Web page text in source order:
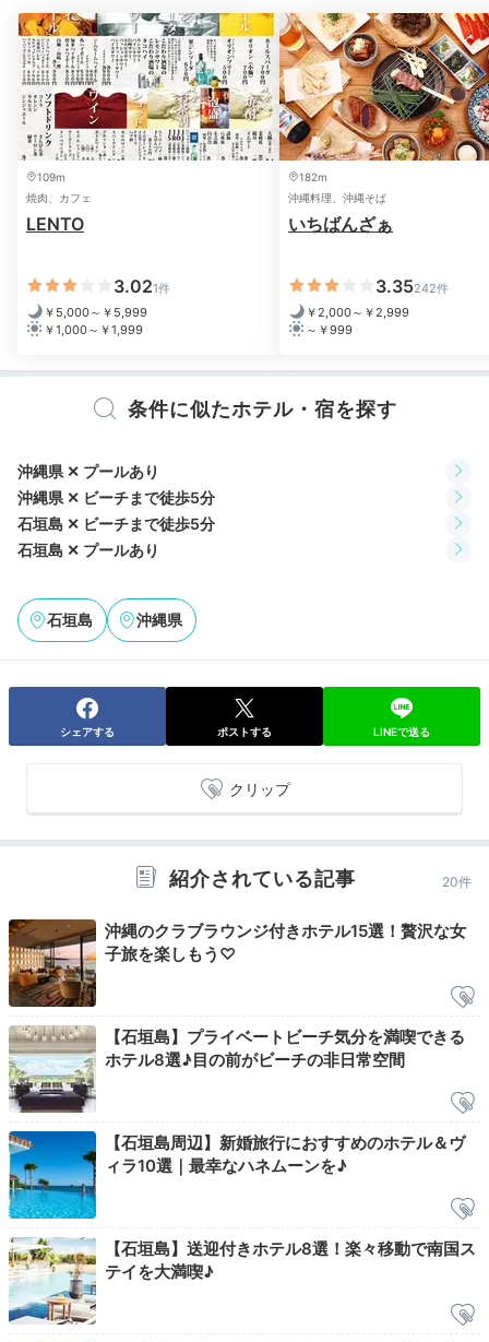
朝食ビュッフェ
サンコーストカフェ朝食
てパン、フレッシュジュース、八重山そば、チャンプル
ー、もずくなど約30種類のメニューが並びます。クラ
ブフロア宿泊者は、他2つのレストランも選べます。
konopi928
ティーダ」で、オーダーに合わせてオムレツやエッグベ
ネディクトも提供していただきました。
Check-out
サヨナラを。
11時のチェックアウトまで海水浴をしたり、プールで遊
んだり、のんびりしましょう。広々としたロビーのソフ
ァで旅の計画を練るのもいいですね。
109m
焼肉、カフェ
LENTO
3.021件
￥5,000～￥5,999
￥1,000～￥1,999
182m
沖縄料理、沖縄そば
いちばんざぁ
3.35242件
￥2,000～￥2,999
～￥999
条件に似たホテル・宿を探す
沖縄県 ✕ プールあり
沖縄県 ✕ ビーチまで徒歩5分
石垣島 ✕ ビーチまで徒歩5分
石垣島 ✕ プールあり
石垣島 沖縄県
シェアする ポストする LINEで送る
クリップ
紹介されている記事 20件
沖縄のクラブラウンジ付きホテル15選！贅沢な女
子旅を楽しもう♡
【石垣島】プライベートビーチ気分を満喫できる
ホテル8選♪目の前がビーチの非日常空間
【石垣島周辺】新婚旅行におすすめのホテル＆ヴ
ィラ10選｜最幸なハネムーンを♪
【石垣島】送迎付きホテル8選！楽々移動で南国ス
テイを大満喫♪